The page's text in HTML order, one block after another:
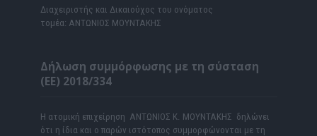
Διαχειριστής και Δικαιούχος του ονόματος
τομέα: ΑΝΤΩΝΙΟΣ ΜΟΥΝΤΑΚΗΣ
Δήλωση συμμόρφωσης με τη σύσταση
(ΕΕ) 2018/334
Η ατομική επιχείρηση ΑΝΤΩΝΙΟΣ Κ. ΜΟΥΝΤΑΚΗΣ δηλώνει
ότι η ίδια και ο παρών ιστότοπος συμμορφώνονται με τη